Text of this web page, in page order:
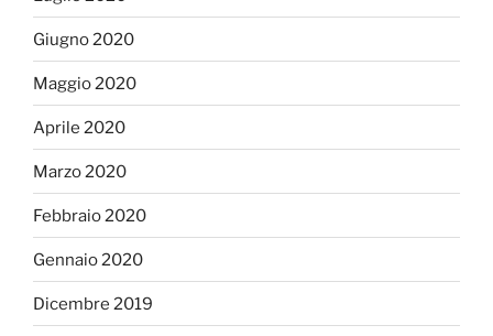
Giugno 2020
Maggio 2020
Aprile 2020
Marzo 2020
Febbraio 2020
Gennaio 2020
Dicembre 2019